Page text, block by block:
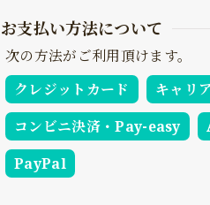
お支払い方法について
次の方法がご利用頂けます。
クレジットカード
キャリ
コンビニ決済・Pay-easy
PayPal